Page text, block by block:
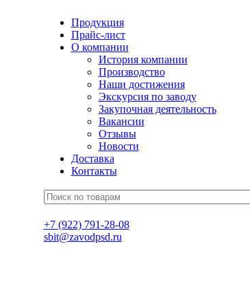
Продукция
Прайс-лист
О компании
История компании
Производство
Наши достижения
Экскурсия по заводу
Закупочная деятельность
Вакансии
Отзывы
Новости
Доставка
Контакты
+7 (922) 791-28-08
sbit@zavodpsd.ru